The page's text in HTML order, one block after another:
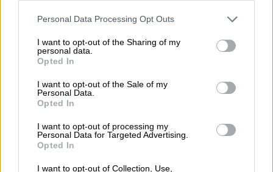
Please note that this website/app uses one or more Google
not limited to your visit or usage behaviour. You may click to
grant or deny consent to Google and its third-party tags to
use your data for below specified purposes in below Google
consent section.
Personal Data Processing Opt Outs
I want to opt-out of the Sharing of my
personal data.
Opted In
I want to opt-out of the Sale of my
Personal Data.
Opted In
I want to opt-out of processing my
Personal Data for Targeted Advertising.
Opted In
I want to opt-out of Collection, Use,
τον κόσμο σε μία διαδρομή θανάτου και αυτό
θα πει ανθρωποκτονία με ενδεχόμενο δόλο
αλλά και έκθεση σε βαθμό κακουργήματος.
Είναι αδικήματα για τα οποία δεν έχει
ασκηθεί ακόμη δίωξη ενώ πρέπει και
οφείλει ο ανακριτής να προχωρήσει. Είναι
Προανακριτικήκαι δεν έχει γίνει. Ενώ έχουν
ομολογήσει ότι υπήρχε παράνομο φορτίο,
προφασίζονται ότι δεν υπήρχε και ότι όλα